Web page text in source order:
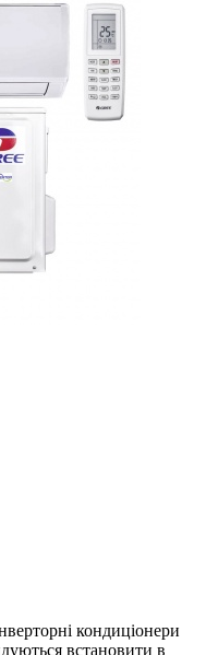
кондиціонери
встановити в